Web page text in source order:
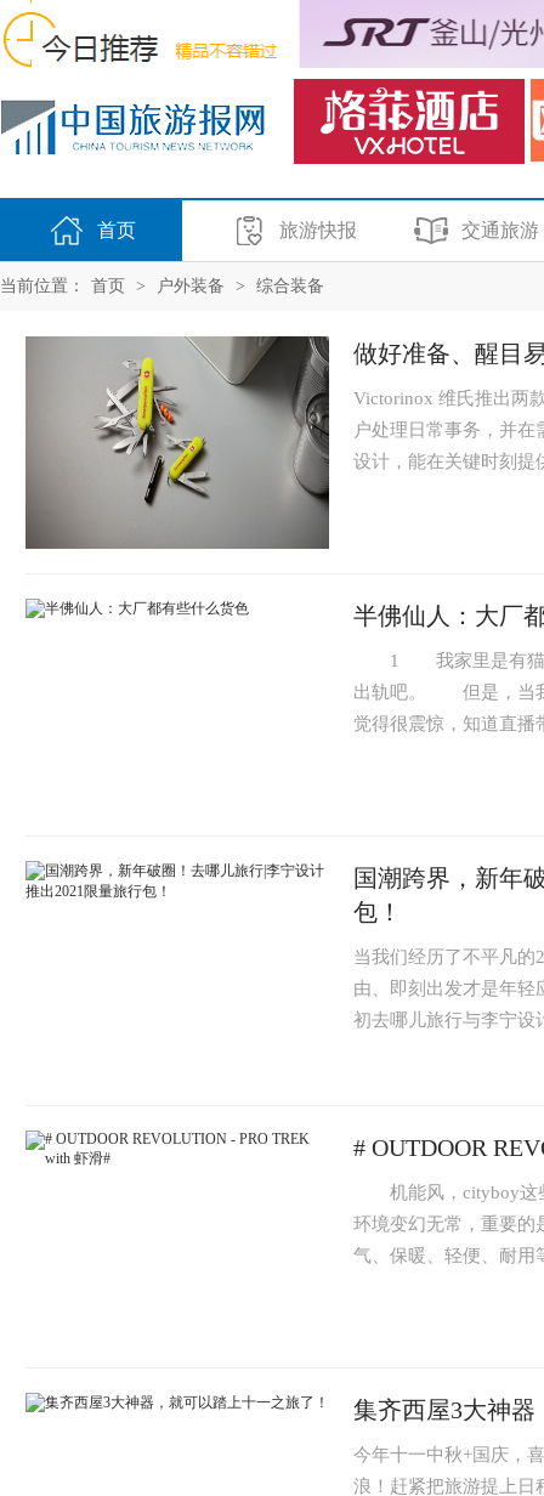
首页 旅游快报 交通旅游
当前位置： 首页 > 户外装备 > 综合装备
做好准备、醒目
Victorinox 维氏推出两
户处理日常事务，并
设计，能在关键时刻提
半佛仙人：大厂
1 我家里是有猫的
出轨吧。 但是，当我
觉得很震惊，知道直播
国潮跨界，新年
包！
当我们经历了不平凡的
由、即刻出发才是年轻
初去哪儿旅行与李宁设
# OUTDOOR
机能风，cityboy这些
环境变幻无常，重要的
气、保暖、轻便、耐用
集齐西屋3大神
今年十一中秋+国庆，
浪！赶紧把旅游提上日